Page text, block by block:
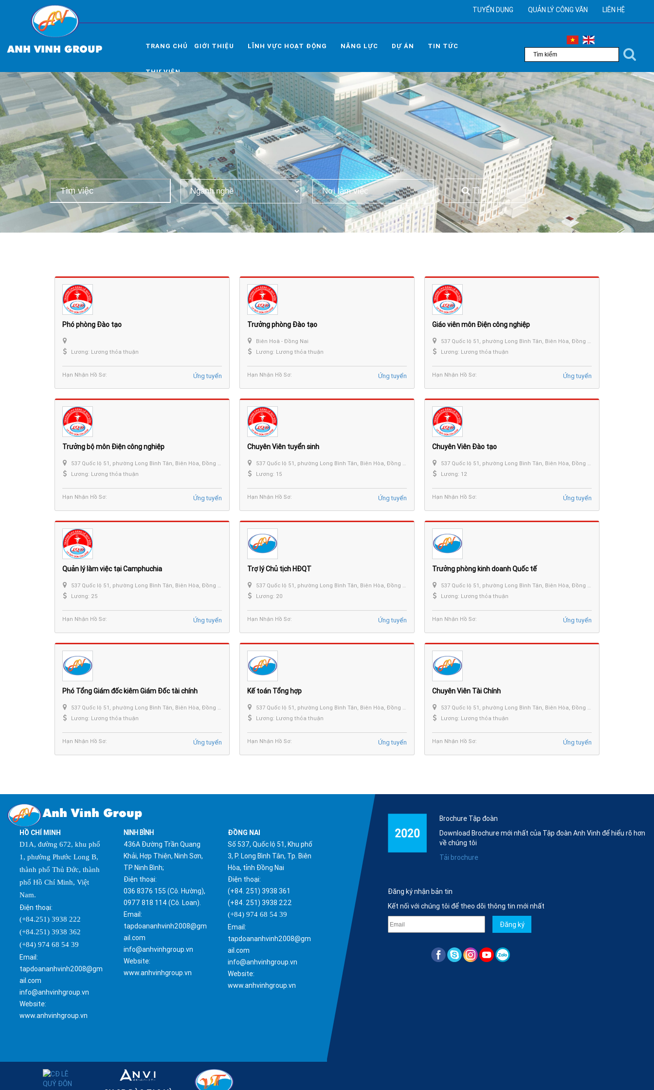
ANH VINH GROUP
TUYỂN DỤNG QUẢN LÝ CÔNG VĂN LIÊN HỆ
TRANG CHỦ GIỚI THIỆU LĨNH VỰC HOẠT ĐỘNG NĂNG LỰC DỰ ÁN TIN TỨC
THƯ VIỆN
Tìm kiếm
Phó phòng Đào tạo
Lương: Lương thỏa thuận
Hạn Nhận Hồ Sơ: Ứng tuyển
Trưởng phòng Đào tạo
Biên Hoà - Đồng Nai
Lương: Lương thỏa thuận
Hạn Nhận Hồ Sơ: Ứng tuyển
Giáo viên môn Điện công nghiệp
537 Quốc lộ 51, phường Long Bình Tân, Biên Hòa, Đồng Nai.
Lương: Lương thỏa thuận
Hạn Nhận Hồ Sơ: Ứng tuyển
Trưởng bộ môn Điện công nghiệp
537 Quốc lộ 51, phường Long Bình Tân, Biên Hòa, Đồng Nai.
Lương: Lương thỏa thuận
Hạn Nhận Hồ Sơ: Ứng tuyển
Chuyên Viên tuyển sinh
537 Quốc lộ 51, phường Long Bình Tân, Biên Hòa, Đồng Nai.
Lương: 15
Hạn Nhận Hồ Sơ: Ứng tuyển
Chuyên Viên Đào tạo
537 Quốc lộ 51, phường Long Bình Tân, Biên Hòa, Đồng Nai.
Lương: 12
Hạn Nhận Hồ Sơ: Ứng tuyển
Quản lý làm việc tại Camphuchia
537 Quốc lộ 51, phường Long Bình Tân, Biên Hòa, Đồng Nai.
Lương: 25
Hạn Nhận Hồ Sơ: Ứng tuyển
Trợ lý Chủ tịch HĐQT
537 Quốc lộ 51, phường Long Bình Tân, Biên Hòa, Đồng Nai.
Lương: 20
Hạn Nhận Hồ Sơ: Ứng tuyển
Trưởng phòng kinh doanh Quốc tế
537 Quốc lộ 51, phường Long Bình Tân, Biên Hòa, Đồng Nai.
Lương: Lương thỏa thuận
Hạn Nhận Hồ Sơ: Ứng tuyển
Phó Tổng Giám đốc kiêm Giám Đốc tài chính
537 Quốc lộ 51, phường Long Bình Tân, Biên Hòa, Đồng Nai.
Lương: Lương thỏa thuận
Hạn Nhận Hồ Sơ: Ứng tuyển
Kế toán Tổng hợp
537 Quốc lộ 51, phường Long Bình Tân, Biên Hòa, Đồng Nai
Lương: Lương thỏa thuận
Hạn Nhận Hồ Sơ: Ứng tuyển
Chuyên Viên Tài Chính
537 Quốc lộ 51, phường Long Bình Tân, Biên Hòa, Đồng Nai.
Lương: Lương thỏa thuận
Hạn Nhận Hồ Sơ: Ứng tuyển
Anh Vinh Group
HỒ CHÍ MINH
D1A, đường 672, khu phố
1, phường Phước Long B,
thành phố Thủ Đức, thành
phố Hồ Chí Minh, Việt
Nam.
Điện thoại:
(+84.251) 3938 222
(+84.251) 3938 362
(+84) 974 68 54 39
Email:
tapdoananhvinh2008@gm
ail.com
info@anhvinhgroup.vn
Website:
www.anhvinhgroup.vn
NINH BÌNH
436A Đường Trần Quang
Khải, Hợp Thiện, Ninh Sơn,
TP Ninh Bình;
Điện thoại:
036 8376 155 (Cô. Hường),
0977 818 114 (Cô. Loan).
Email:
tapdoananhvinh2008@gm
ail.com
info@anhvinhgroup.vn
Website:
www.anhvinhgroup.vn
ĐỒNG NAI
Số 537, Quốc lộ 51, Khu phố
3, P. Long Bình Tân, Tp. Biên
Hòa, tỉnh Đồng Nai
Điện thoại:
(+84. 251) 3938 361
(+84. 251) 3938 222
(+84) 974 68 54 39
Email:
tapdoananhvinh2008@gm
ail.com
info@anhvinhgroup.vn
Website:
www.anhvinhgroup.vn
Brochure Tập đoàn
Download Brochure mới nhất của Tập đoàn Anh Vinh để hiểu rõ hơn
về chúng tôi
Tải brochure
Đăng ký nhận bản tin
Kết nối với chúng tôi để theo dõi thông tin mới nhất
Đăng ký